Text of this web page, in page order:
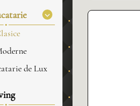
de Lux